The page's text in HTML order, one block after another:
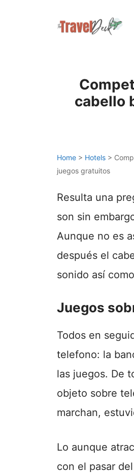
cabello
Home > Hotels >
juegos gratuitos
Resulta una
son sin
Aunque no es
después el
sonido así­
Juegos
Todos en
telefono: la
las juegos. De
objeto sobre
marchan,
Lo aunque
con el pasar del